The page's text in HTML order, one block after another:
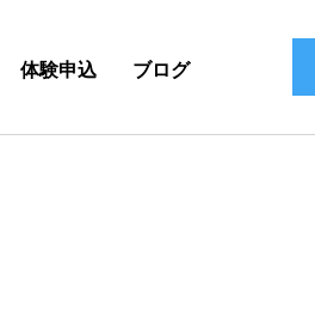
体験申込 ブログ